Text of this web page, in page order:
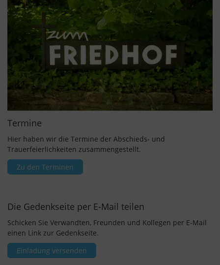
Termine
Hier haben wir die Termine der Abschieds- und
Trauerfeierlichkeiten zusammengestellt.
Zu den Terminen
Die Gedenkseite per E-Mail teilen
Schicken Sie Verwandten, Freunden und Kollegen per E-Mail
einen Link zur Gedenkseite.
Einladung versenden